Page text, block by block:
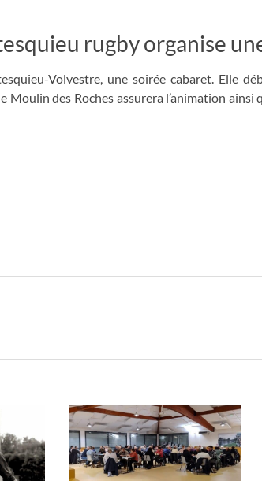
rugby organise
Volvestre, une soirée cabaret. Elle
Moulin des Roches assurera l’animation